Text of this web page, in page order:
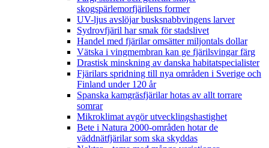
skogspärlemorfjärilens former
UV-ljus avslöjar busksnabbvingens larver
Sydrovfjäril har smak för stadslivet
Handel med fjärilar omsätter miljontals dollar
Vätska i vingmembran kan ge fjärilsvingar färg
Drastisk minskning av danska habitatspecialister
Fjärilars spridning till nya områden i Sverige och
Finland under 120 år
Spanska kamgräsfjärilar hotas av allt torrare
somrar
Mikroklimat avgör utvecklingshastighet
Bete i Natura 2000-områden hotar de
väddnätfjärilar som ska skyddas